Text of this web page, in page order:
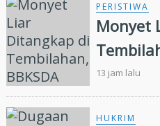
Dunia
PERISTIWA
Monyet
13 jam lalu
HUKRIM